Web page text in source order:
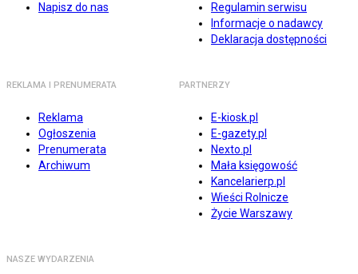
Napisz do nas
Regulamin serwisu
Informacje o nadawcy
Deklaracja dostępności
REKLAMA I PRENUMERATA
Reklama
Ogłoszenia
Prenumerata
Archiwum
PARTNERZY
E-kiosk.pl
E-gazety.pl
Nexto.pl
Mała księgowość
Kancelarierp.pl
Wieści Rolnicze
Życie Warszawy
NASZE WYDARZENIA